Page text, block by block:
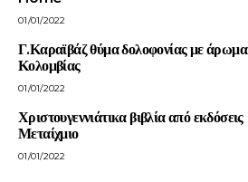
01/01/2022
Γ.Καραϊβάζ θύμα δολοφονίας με άρωμα
Κολομβίας
01/01/2022
Χριστουγεννιάτικα βιβλία από εκδόσεις
Μεταίχμιο
01/01/2022